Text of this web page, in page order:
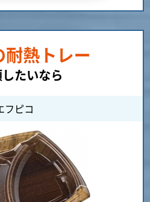
熱トレー
たいなら
フピコ